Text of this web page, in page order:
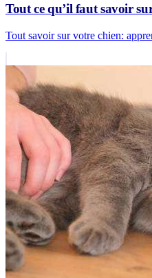
Tout ce qu’il faut savoir
Tout savoir sur votre chien: